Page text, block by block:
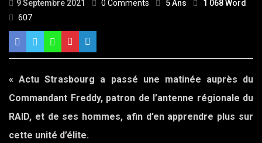
9 Septembre 2021 0 Comments 5 Ans
1 068 Word
607
« Actu Strasbourg a passé une matinée auprès du
Commandant Freddy, patron de l’antenne régionale du
RAID, et de ses hommes, afin d’en apprendre plus sur
cette unité d’élite.